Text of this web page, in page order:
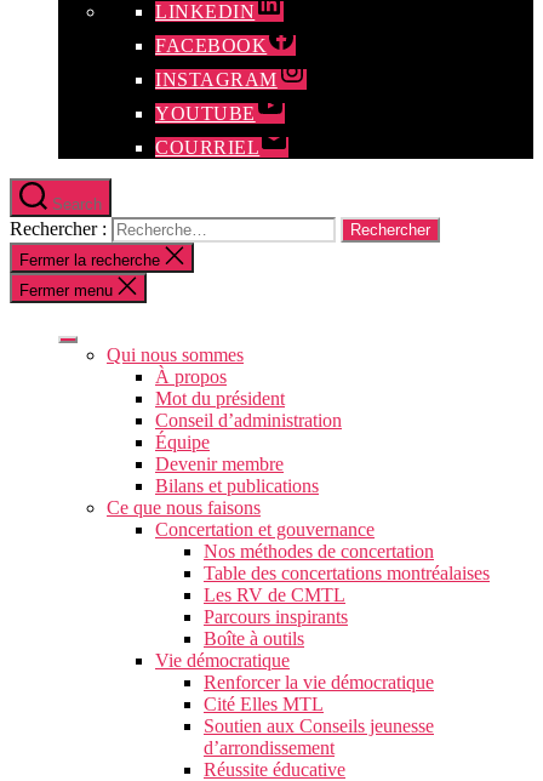
LINKEDIN
FACEBOOK
INSTAGRAM
YOUTUBE
COURRIEL
Search
Rechercher :
Fermer la recherche
Fermer menu
Qui nous sommes
À propos
Mot du président
Conseil d’administration
Équipe
Devenir membre
Bilans et publications
Ce que nous faisons
Concertation et gouvernance
Nos méthodes de concertation
Table des concertations montréalaises
Les RV de CMTL
Parcours inspirants
Boîte à outils
Vie démocratique
Renforcer la vie démocratique
Cité Elles MTL
Soutien aux Conseils jeunesse
d’arrondissement
Réussite éducative